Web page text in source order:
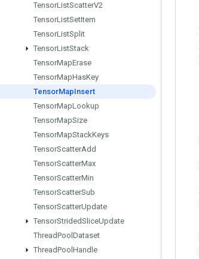
TensorListScatterV2
TensorListSetItem
TensorListSplit
TensorListStack
TensorMapErase
TensorMapHasKey
TensorMapInsert
TensorMapLookup
TensorMapSize
TensorMapStackKeys
TensorScatterAdd
TensorScatterMax
TensorScatterMin
TensorScatterSub
TensorScatterUpdate
TensorStridedSliceUpdate
ThreadPool Dataset
ThreadPool Handle